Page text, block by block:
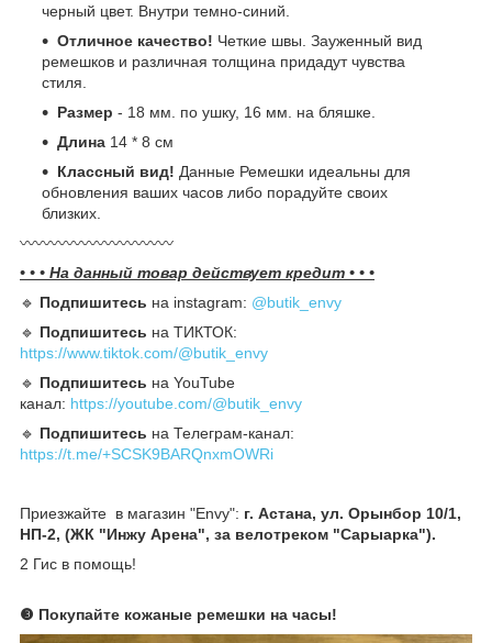
черный цвет. Внутри темно-синий.
Отличное качество! Четкие швы. Зауженный вид
ремешков и различная толщина придадут чувства
стиля.
Размер - 18 мм. по ушку, 16 мм. на бляшке.
Длина 14 * 8 см
Классный вид! Данные Ремешки идеальны для
обновления ваших часов либо порадуйте своих
близких.
〰️〰️〰️〰️〰️〰️〰️〰️〰️〰️
• • • На данный товар действует кредит • • •
🔹️ Подпишитесь на instagram: @butik_envy
🔹️ Подпишитесь на ТИКТОК:
https://www.tiktok.com/@butik_envy
🔹️ Подпишитесь на YouTube
канал: https://youtube.com/@butik_envy
🔹️ Подпишитесь на Телеграм-канал:
https://t.me/+SCSK9BARQnxmOWRi
Приезжайте в магазин "Envy": г. Астана, ул. Орынбор 10/1,
НП-2, (ЖК "Инжу Арена", за велотреком "Сарыарка").
2 Гис в помощь!
❸ Покупайте кожаные ремешки на часы!